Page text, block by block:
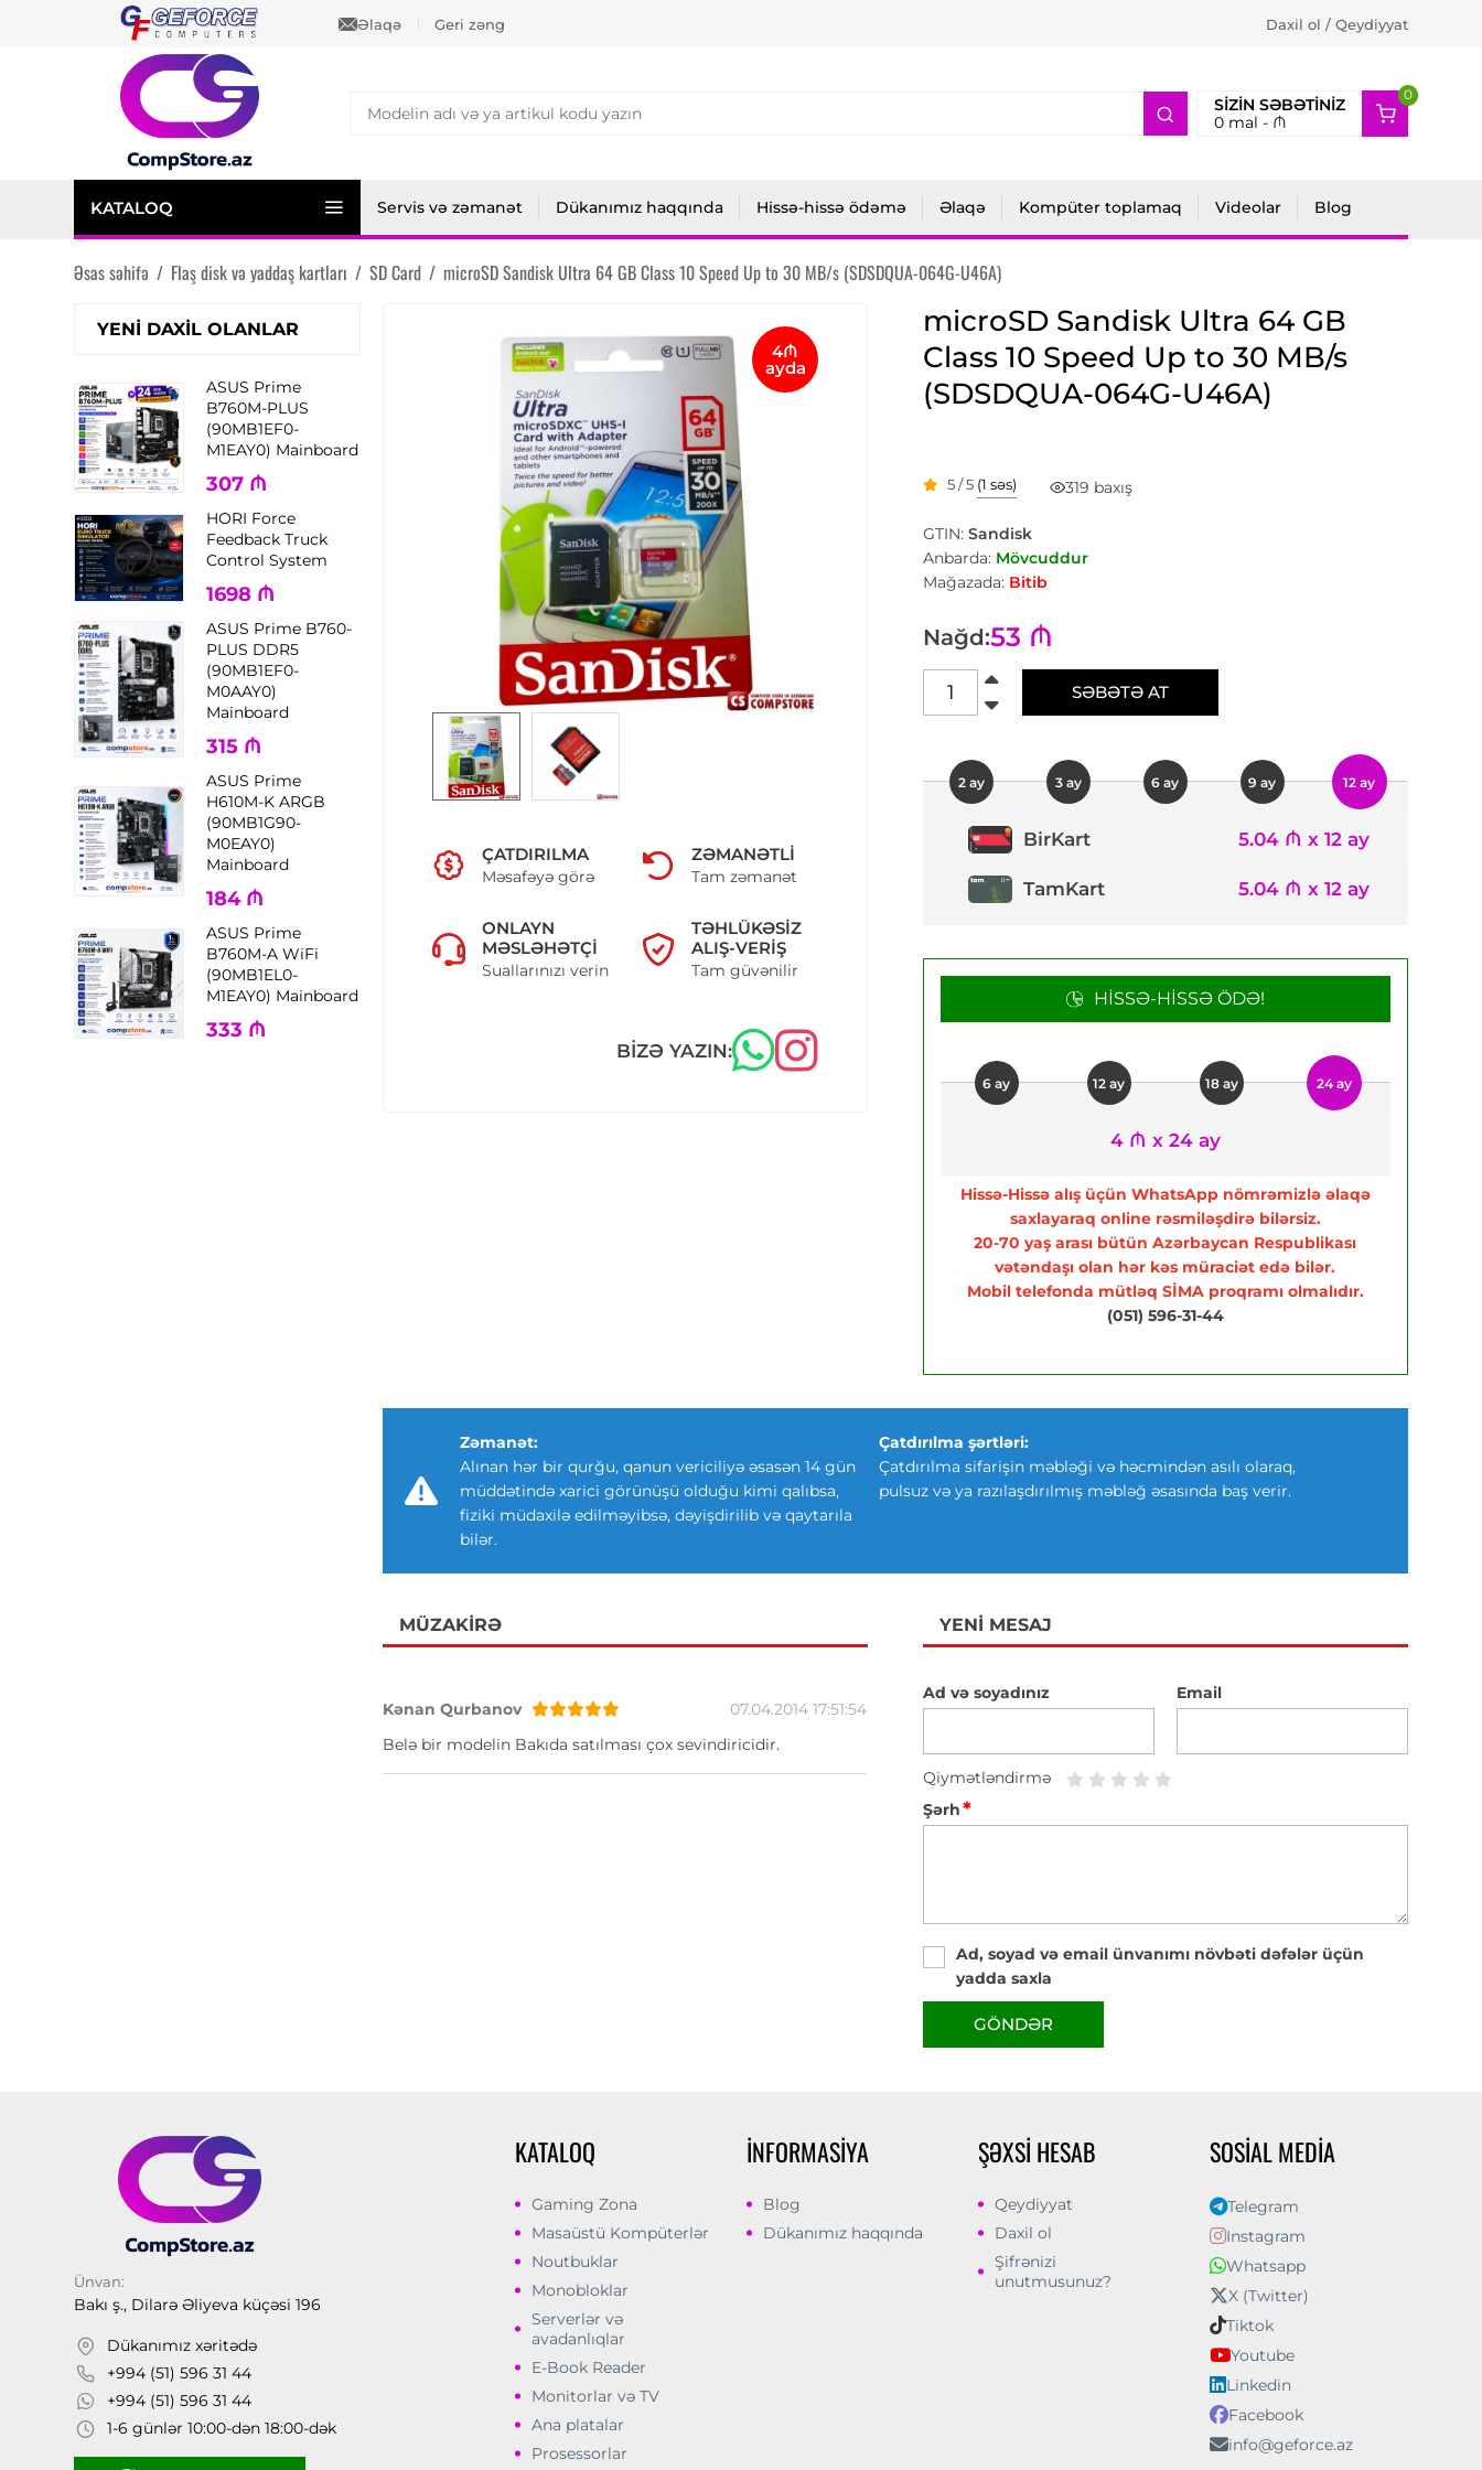
Əlaqə Geri zəng Daxil ol / Qeydiyyat
SIZIN SƏBƏTINIZ
0mal - ₼
0
2
KATALOQ Servis və zəmanət Dükanımız haqqında Hissə-hissə ödəmə Əlaqə Kompüter toplamaq Videolar Blog
Əsas səhifə / Flaş disk və yaddaş kartları / SD Card / microSD Sandisk Ultra 64 GB Class 10 Speed Up to 30 MB/s (SDSDQUA-064G-U46A)
YENI DAXIL OLANLAR
ASUS Prime
B760M-PLUS
(90MB1EF0-
M1EAY0) Mainboard
307 ₼
HORI Force
Feedback Truck
Control System
1698 ₼
ASUS Prime B760-
PLUS DDR5
(90MB1EF0-
M0AAY0)
Mainboard
315 ₼
ASUS Prime
H610M-K ARGB
(90MB1G90-
M0EAY0)
Mainboard
184 ₼
ASUS Prime
B760M-A WiFi
(90MB1EL0-
M1EAY0) Mainboard
333 ₼
4₼
ayda
ÇATDIRILMA
Məsafəyə görə
ZƏMANƏTLI
Tam zəmanət
ONLAYN
MƏSLƏHƏTÇI
Suallarınızı verin
TƏHLÜKƏSIZ
ALIŞ-VERIŞ
Tam güvənilir
BIZƏ YAZIN:
microSD Sandisk Ultra 64 GB
Class 10 Speed Up to 30 MB/s
(SDSDQUA-064G-U46A)
5 / 5 (1 səs) 319 baxış
GTIN: Sandisk
Anbarda: Mövcuddur
Mağazada: Bitib
Nağd:53 ₼
SƏBƏTƏ AT
2 ay 3 ay 6 ay 9 ay 12 ay
BirKart 5.04 ₼ x 12 ay
TamKart 5.04 ₼ x 12 ay
HISSƏ-HISSƏ ÖDƏ!
6 ay 12 ay 18 ay 24 ay
4 ₼ x 24 ay
Hissə-Hissə alış üçün WhatsApp nömrəmizlə əlaqə
saxlayaraq online rəsmiləşdirə bilərsiz.
20-70 yaş arası bütün Azərbaycan Respublikası
vətəndaşı olan hər kəs müraciət edə bilər.
Mobil telefonda mütləq SİMA proqramı olmalıdır.
(051) 596-31-44
Zəmanət:
Alınan hər bir qurğu, qanun vericiliyə əsasən 14 gün
müddətində xarici görünüşü olduğu kimi qalıbsa,
fiziki müdaxilə edilməyibsə, dəyişdirilib və qaytarıla
bilər.
Çatdırılma şərtləri:
Çatdırılma sifarişin məbləği və həcmindən asılı olaraq,
pulsuz və ya razılaşdırılmış məbləğ əsasında baş verir.
MÜZAKIRƏ
Kənan Qurbanov
07.04.2014 17:51:54
Belə bir modelin Bakıda satılması çox sevindiricidir.
YENI MESAJ
Ad və soyadınız Email
Qiymətləndirmə
Şərh*
Ad, soyad və email ünvanımı növbəti dəfələr üçün
yadda saxla
GÖNDƏR
Ünvan:
Bakı ş., Dilarə Əliyeva küçəsi 196
Dükanımız xəritədə
+994 (51) 596 31 44
+994 (51) 596 31 44
1-6 günlər 10:00-dən 18:00-dək
KATALOQ
Gaming Zona
Masaüstü Kompüterlər
Noutbuklar
Monobloklar
Serverlər və
avadanlıqlar
E-Book Reader
Monitorlar və TV
Ana platalar
Prosessorlar
İNFORMASIYA
Blog
Dükanımız haqqında
ŞƏXSI HESAB
Qeydiyyat
Daxil ol
Şifrənizi
unutmusunuz?
SOSIAL MEDIA
Telegram
Instagram
Whatsapp
X (Twitter)
Tiktok
Youtube
Linkedin
Facebook
info@geforce.az